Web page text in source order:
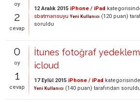
oy
2
cevap
12 Aralık 2015 iPhone / iPad
sbatmansuyu Yeni Kullanıcı (120 puan)
soruldu
0
oy
1
cevap
İtunes fotoğraf
icloud
17 Eylül 2015 iPhone / iPad kategorisinde
Yeni Kullanıcı (140 puan) tarafından soruldu